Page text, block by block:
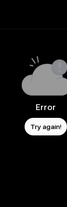
Error
Try again!